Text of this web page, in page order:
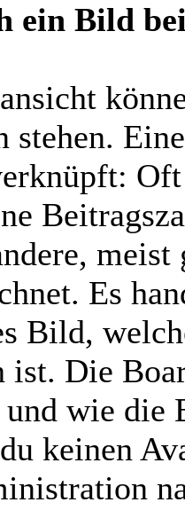
ein Bild
stehen.
Es
Bild,
ist. Die
wie die
keinen